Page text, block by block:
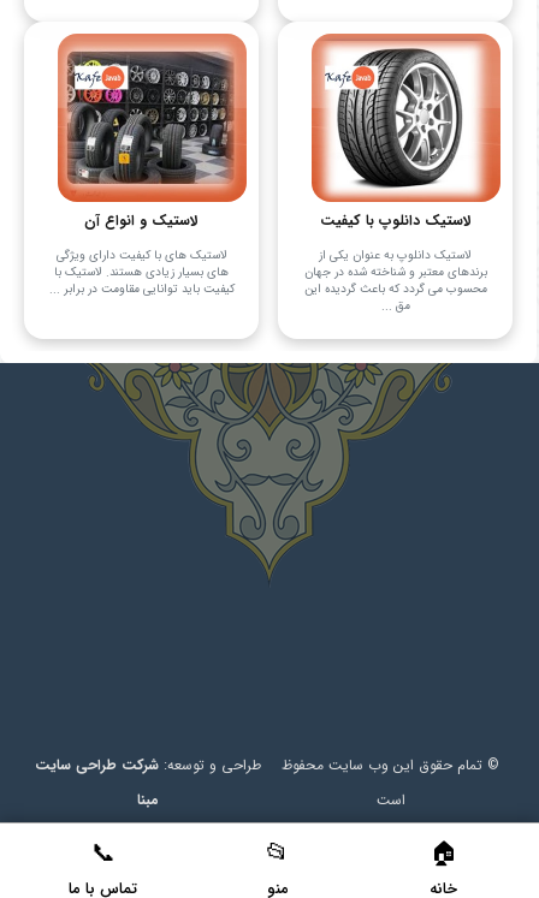
لاستیک دانلوپ با کیفیت
لاستیک دانلوپ به عنوان یکی از
برندهای معتبر و شناخته شده در جهان
محسوب می گردد که باعث گردیده این
مق ...
لاستیک‌ و انواع آن
لاستیک های با کیفیت دارای ویژگی
های بسیار زیادی هستند. لاستیک با
کیفیت باید توانایی مقاومت در برابر ...
خانه منو تماس با ما
© تمام حقوق این وب سایت محفوظ
است
طراحی و توسعه: شرکت طراحی سایت
مبنا